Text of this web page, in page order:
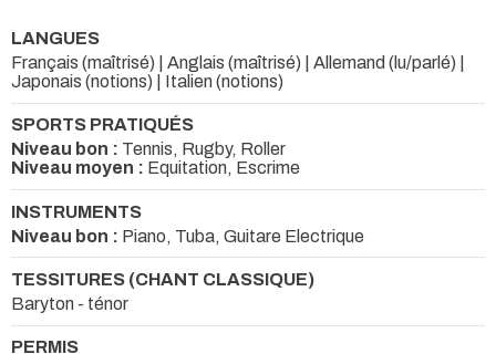
LANGUES
Français (maîtrisé) | Anglais (maîtrisé) | Allemand (lu/parlé) |
Japonais (notions) | Italien (notions)
SPORTS PRATIQUÉS
Niveau bon : Tennis, Rugby, Roller
Niveau moyen : Equitation, Escrime
INSTRUMENTS
Niveau bon : Piano, Tuba, Guitare Electrique
TESSITURES (CHANT CLASSIQUE)
Baryton - ténor
PERMIS